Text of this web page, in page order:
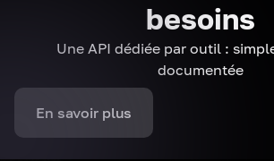
besoins
Une API dédiée par outil :
documentée
En savoir plus